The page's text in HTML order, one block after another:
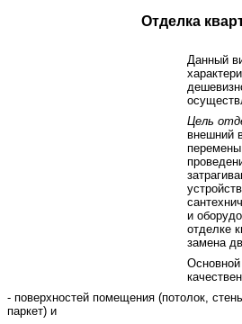
Отделка
Данный
Цель
внешний
и
отделке
замена
- поверхностей помещения (потолок,
паркет) и